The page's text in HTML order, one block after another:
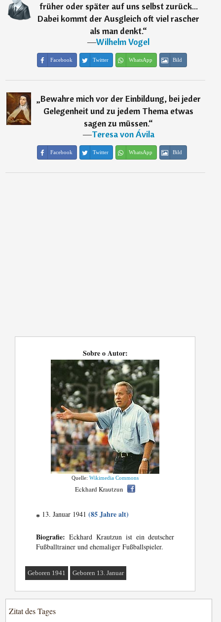
früher oder später auf uns selbst zurück...
Dabei kommt der Ausgleich oft viel rascher
als man denkt.“
―Wilhelm Vogel
Facebook Twitter WhatsApp Bild
„Bewahre mich vor der Einbildung, bei jeder
Gelegenheit und zu jedem Thema etwas
sagen zu müssen.“
―Teresa von Ávila
Facebook Twitter WhatsApp Bild
Sobre o Autor:
Quelle:Wikimedia Commons
Eckhard Krautzun
* 13. Januar 1941(85 Jahre alt)
Biografie: Eckhard Krautzun ist ein deutscher
Fußballtrainer und ehemaliger Fußballspieler.
Geboren 1941 Geboren 13. Januar
Zitat des Tages